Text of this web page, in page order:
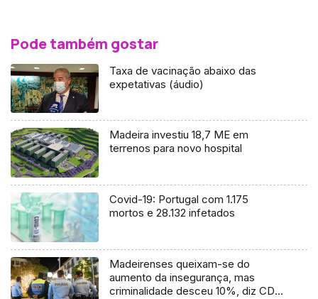
Pode também gostar
Taxa de vacinação abaixo das
expetativas (áudio)
Madeira investiu 18,7 ME em
terrenos para novo hospital
Covid-19: Portugal com 1.175
mortos e 28.132 infetados
Madeirenses queixam-se do
aumento da insegurança, mas
criminalidade desceu 10%, diz CDS